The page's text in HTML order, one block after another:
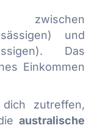
zwischen
und
Das
Einkommen
zutreffen,
australische